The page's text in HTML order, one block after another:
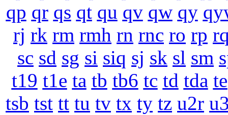
qp qr qs qt qu qv qw qy
rj rk rm rmh rn rnc ro rp
sc sd sg si siq sj sk sl sm
t19 t1e ta tb tb6 tc td tda te
tsb tst tt tu tv tx ty tz u2r